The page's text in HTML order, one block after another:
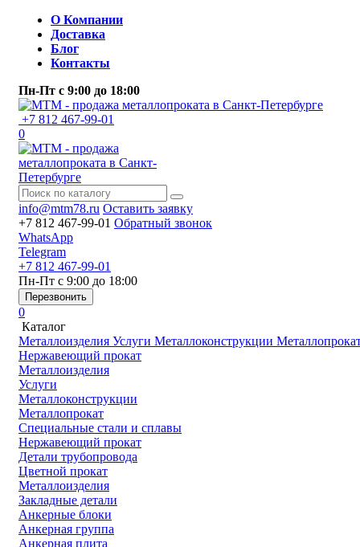
О Компании
Доставка
Блог
Контакты
Пн-Пт с 9:00 до 18:00
+7 812 467-99-01
0
info@mtm78.ru Оставить заявку
+7 812 467-99-01 Обратный звонок
WhatsApp
Telegram
+7 812 467-99-01
Пн-Пт с 9:00 до 18:00
Перезвонить
0
Каталог
Металлоизделия Услуги Металлоконструкции
Нержавеющий прокат
Металлоизделия
Услуги
Металлоконструкции
Металлопрокат
Специальные стали и сплавы
Нержавеющий прокат
Детали трубопровода
Цветной прокат
Металлоизделия
Закладные детали
Анкерные блоки
Анкерная группа
Анкерная плита